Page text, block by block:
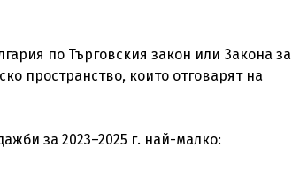
по Търговския закон или Закона за
пространство, които отговарят на
за 2023–2025 г. най-малко: